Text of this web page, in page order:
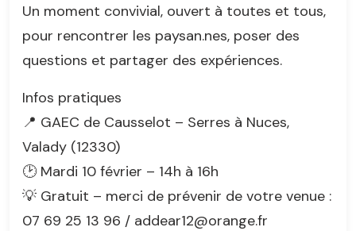
Un moment convivial, ouvert à toutes et tous,
pour rencontrer les paysan.nes, poser des
questions et partager des expériences.
Infos pratiques
📍 GAEC de Causselot – Serres à Nuces,
Valady (12330)
🕑 Mardi 10 février – 14h à 16h
💡 Gratuit – merci de prévenir de votre venue :
07 69 25 13 96 / addear12@orange.fr